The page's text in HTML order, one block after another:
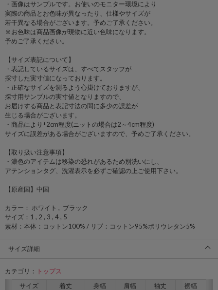
・画像はサンプルです。お使いのモニター環境により
実際の商品とお色味が異なったり、仕様やサイズが
若干異なる場合がございます。予めご了承ください。
※お色味は商品画像が現物に近い色味になります。
予めご了承ください。
【サイズ表記について】
・表記しているサイズは、すべてスタッフが
採寸した実寸値になっております。
・正確なサイズを測るよう心掛けておりますが、
採寸用サンプルの実寸値となりますので、
お届けする商品と表記寸法の間に多少の誤差が
生じる場合がございます。
・商品により±2cm程度(ニットの場合は2～4cm程度)
サイズに誤差がある場合がございますので、予めご了承ください。
【取り扱い注意事項】
・濃色のアイテムは移染の恐れがあるため別洗いにし、
アテンションタグ、洗濯表示を必ずご確認の上ご使用下さい。
【原産国】中国
カラー： ホワイト , ブラック
サイズ：1 , 2 , 3 , 4 , 5
素材：本体：コットン100% / リブ：コットン95%ポリウレタン5%
サイズ詳細
カテゴリ：
トップス
サイズ
着丈 身幅 肩幅 袖丈 裾幅